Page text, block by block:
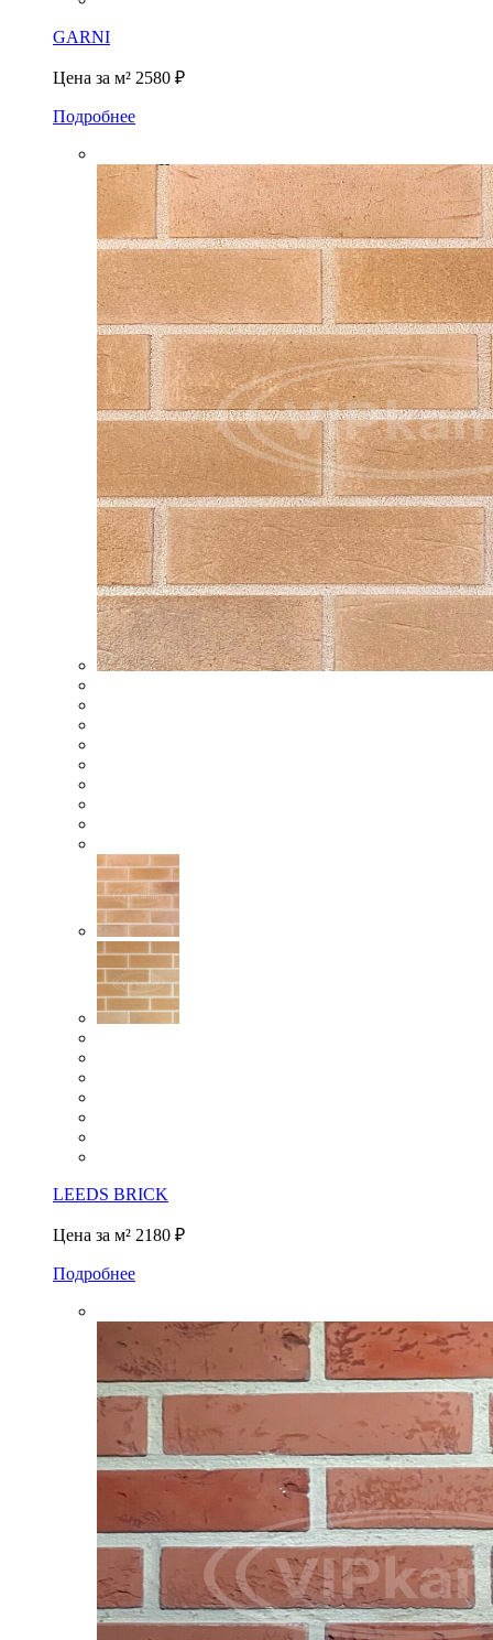
GARNI
Цена за м² 2580 ₽
Подробнее
LEEDS BRICK
Цена за м² 2180 ₽
Подробнее